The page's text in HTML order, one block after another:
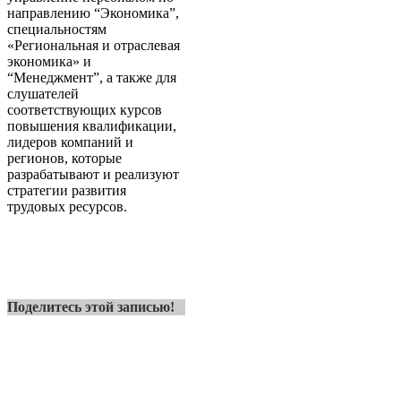
направлению “Экономика”,
специальностям
«Региональная и отраслевая
экономика» и
“Менеджмент”, а также для
слушателей
соответствующих курсов
повышения квалификации,
лидеров компаний и
регионов, которые
разрабатывают и реализуют
стратегии развития
трудовых ресурсов.
Поделитесь этой записью!